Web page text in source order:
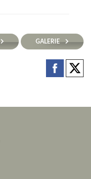
GALERIE